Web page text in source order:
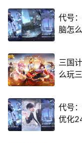
代号
脑怎
三国
么玩
代号
优化